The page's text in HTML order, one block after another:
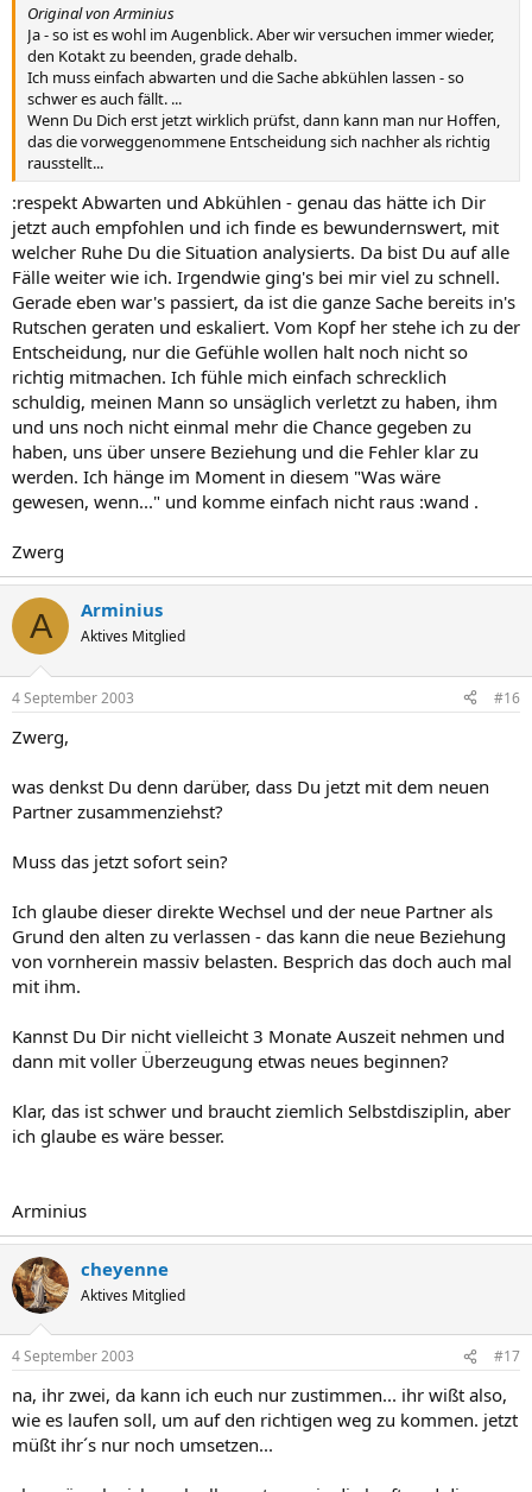
Original von Arminius
Ja - so ist es wohl im Augenblick. Aber wir versuchen immer wieder,
den Kotakt zu beenden, grade dehalb.
Ich muss einfach abwarten und die Sache abkühlen lassen - so
schwer es auch fällt. ...
Wenn Du Dich erst jetzt wirklich prüfst, dann kann man nur Hoffen,
das die vorweggenommene Entscheidung sich nachher als richtig
rausstellt...
:respekt Abwarten und Abkühlen - genau das hätte ich Dir
jetzt auch empfohlen und ich finde es bewundernswert, mit
welcher Ruhe Du die Situation analysierts. Da bist Du auf alle
Fälle weiter wie ich. Irgendwie ging's bei mir viel zu schnell.
Gerade eben war's passiert, da ist die ganze Sache bereits in's
Rutschen geraten und eskaliert. Vom Kopf her stehe ich zu der
Entscheidung, nur die Gefühle wollen halt noch nicht so
richtig mitmachen. Ich fühle mich einfach schrecklich
schuldig, meinen Mann so unsäglich verletzt zu haben, ihm
und uns noch nicht einmal mehr die Chance gegeben zu
haben, uns über unsere Beziehung und die Fehler klar zu
werden. Ich hänge im Moment in diesem "Was wäre
gewesen, wenn..." und komme einfach nicht raus :wand .
Zwerg
A Arminius
Aktives Mitglied
4 September 2003 #16
Zwerg,
was denkst Du denn darüber, dass Du jetzt mit dem neuen
Partner zusammenziehst?
Muss das jetzt sofort sein?
Ich glaube dieser direkte Wechsel und der neue Partner als
Grund den alten zu verlassen - das kann die neue Beziehung
von vornherein massiv belasten. Besprich das doch auch mal
mit ihm.
Kannst Du Dir nicht vielleicht 3 Monate Auszeit nehmen und
dann mit voller Überzeugung etwas neues beginnen?
Klar, das ist schwer und braucht ziemlich Selbstdisziplin, aber
ich glaube es wäre besser.
Arminius
cheyenne
Aktives Mitglied
4 September 2003 #17
na, ihr zwei, da kann ich euch nur zustimmen... ihr wißt also,
wie es laufen soll, um auf den richtigen weg zu kommen. jetzt
müßt ihr´s nur noch umsetzen...